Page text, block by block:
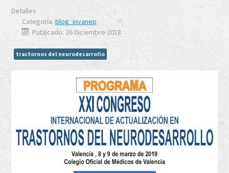
Detalles
Categoría: blog_invanep
Publicado: 26 Diciembre 2018
trastornos del neurodesarrollo